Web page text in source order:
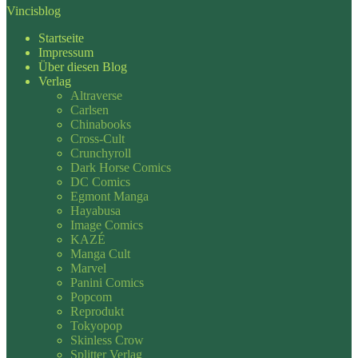
Vincisblog
Startseite
Impressum
Über diesen Blog
Verlag
Altraverse
Carlsen
Chinabooks
Cross-Cult
Crunchyroll
Dark Horse Comics
DC Comics
Egmont Manga
Hayabusa
Image Comics
KAZÉ
Manga Cult
Marvel
Panini Comics
Popcom
Reprodukt
Tokyopop
Skinless Crow
Splitter Verlag